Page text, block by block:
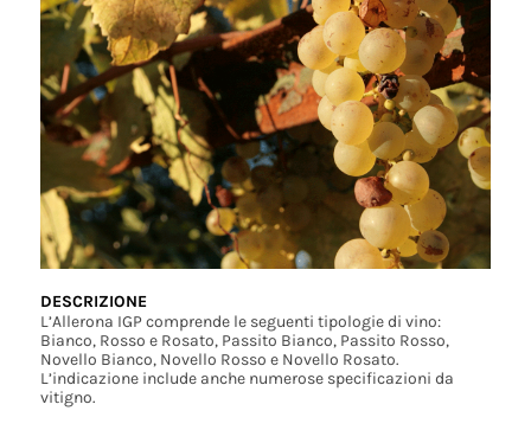
DESCRIZIONE
L’Allerona IGP comprende le seguenti tipologie di vino:
Bianco, Rosso e Rosato, Passito Bianco, Passito Rosso,
Novello Bianco, Novello Rosso e Novello Rosato.
L’indicazione include anche numerose specificazioni da
vitigno.